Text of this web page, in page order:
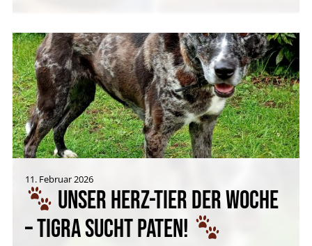
11. Februar 2026
UNSER HERZ-TIER DER WOCHE
– TIGRA SUCHT PATEN!